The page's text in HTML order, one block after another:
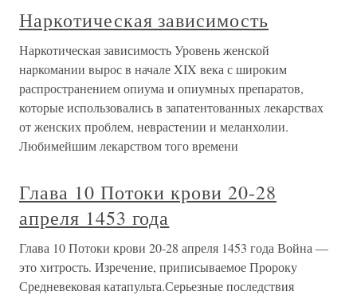
Наркотическая зависимость
Наркотическая зависимость Уровень женской
наркомании вырос в начале XIX века с широким
распространением опиума и опиумных препаратов,
которые использовались в запатентованных лекарствах
от женских проблем, неврастении и меланхолии.
Любимейшим лекарством того времени
Глава 10 Потоки крови 20-28
апреля 1453 года
Глава 10 Потоки крови 20-28 апреля 1453 года Война —
это хитрость. Изречение, приписываемое Пророку
Средневековая катапульта.Серьезные последствия